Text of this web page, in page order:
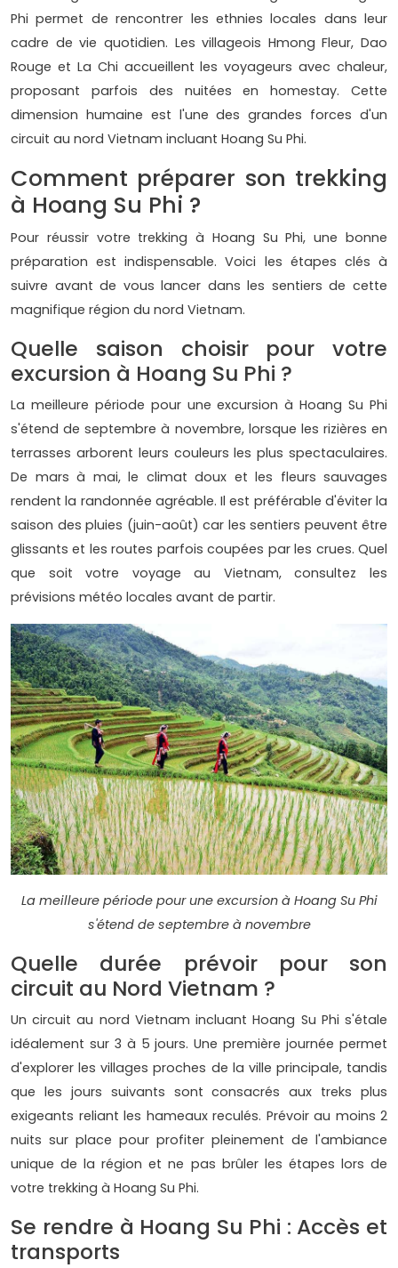
Phi permet de rencontrer les ethnies locales dans leur
cadre de vie quotidien. Les villageois Hmong Fleur, Dao
Rouge et La Chi accueillent les voyageurs avec chaleur,
proposant parfois des nuitées en homestay. Cette
dimension humaine est l'une des grandes forces d'un
circuit au nord Vietnam incluant Hoang Su Phi.
Comment préparer son trekking
à Hoang Su Phi ?
Pour réussir votre trekking à Hoang Su Phi, une bonne
préparation est indispensable. Voici les étapes clés à
suivre avant de vous lancer dans les sentiers de cette
magnifique région du nord Vietnam.
Quelle saison choisir pour votre
excursion à Hoang Su Phi ?
La meilleure période pour une excursion à Hoang Su Phi
s'étend de septembre à novembre, lorsque les rizières en
terrasses arborent leurs couleurs les plus spectaculaires.
De mars à mai, le climat doux et les fleurs sauvages
rendent la randonnée agréable. Il est préférable d'éviter la
saison des pluies (juin-août) car les sentiers peuvent être
glissants et les routes parfois coupées par les crues. Quel
que soit votre voyage au Vietnam, consultez les
prévisions météo locales avant de partir.
La meilleure période pour une excursion à Hoang Su Phi
s'étend de septembre à novembre
Quelle durée prévoir pour son
circuit au Nord Vietnam ?
Un circuit au nord Vietnam incluant Hoang Su Phi s'étale
idéalement sur 3 à 5 jours. Une première journée permet
d'explorer les villages proches de la ville principale, tandis
que les jours suivants sont consacrés aux treks plus
exigeants reliant les hameaux reculés. Prévoir au moins 2
nuits sur place pour profiter pleinement de l'ambiance
unique de la région et ne pas brûler les étapes lors de
votre trekking à Hoang Su Phi.
Se rendre à Hoang Su Phi : Accès et
transports